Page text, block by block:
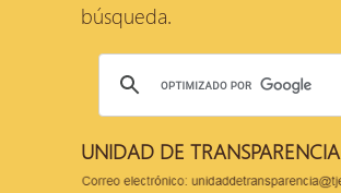
búsqueda.
UNIDAD DE TRANSPARENCIA